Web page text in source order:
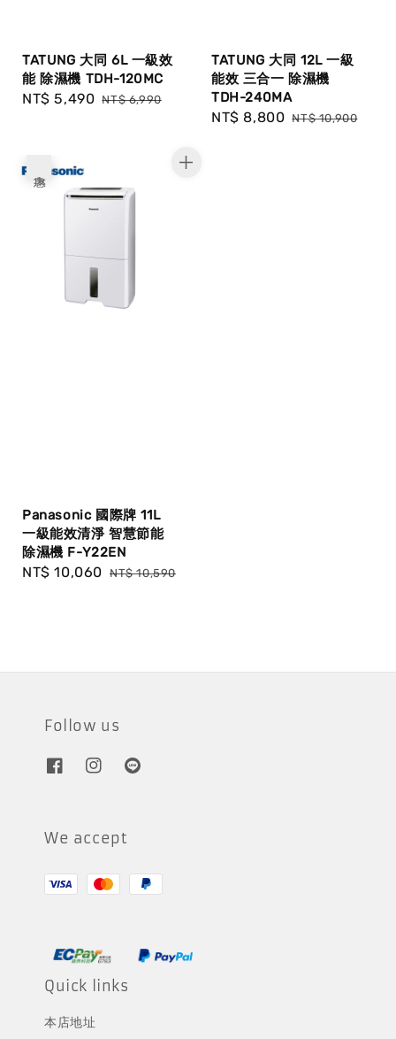
TATUNG 大同 6L 一級效
能 除濕機 TDH-120MC
Sale
NT$ 5,490 Regular
NT$ 6,990
TATUNG 大同 12L 一級
能效 三合一 除濕機
TDH-240MA
Sale
NT$ 8,800 Regular
NT$ 10,900
Panasonic 國際牌 11L
一級能效清淨 智慧節能
除濕機 F-Y22EN
Sale
NT$ 10,060 Regular
NT$ 10,590
Follow us
We accept
Quick links
本店地址